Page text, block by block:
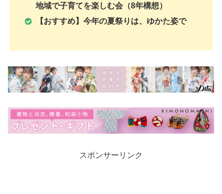
地域で子育てを楽しむ会（8年構想）
【おすすめ】今年の夏祭りは、ゆかた姿で
スポンサーリンク